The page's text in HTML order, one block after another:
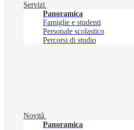
Servizi
Panoramica
Famiglie e studenti
Personale scolastico
Percorsi di studio
Novità
Panoramica